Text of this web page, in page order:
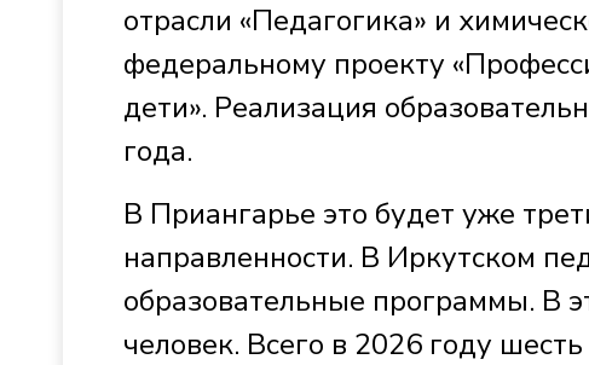
отрасли «Педагогика» и
федеральному проекту
дети». Реализация
года.
В Приангарье это будет уже
направленности. В Иркутском
образовательные программы. В
человек. Всего в 2026 году